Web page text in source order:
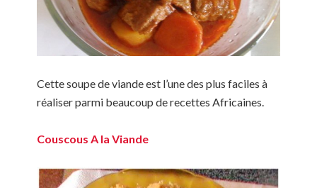
Cette soupe de viande est l’une des plus faciles à
réaliser parmi beaucoup de recettes Africaines.
Couscous A la Viande